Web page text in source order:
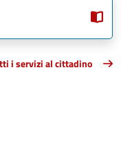
i servizi al cittadino